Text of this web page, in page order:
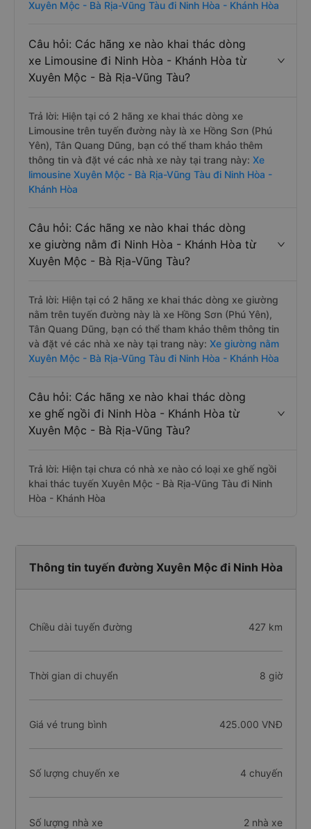
Xuyên Mộc - Bà Rịa-Vũng Tàu đi Ninh Hòa - Khánh Hòa
Câu hỏi: Các hãng xe nào khai thác dòng
xe Limousine đi Ninh Hòa - Khánh Hòa từ
Xuyên Mộc - Bà Rịa-Vũng Tàu?
Trả lời: Hiện tại có 2 hãng xe khai thác dòng xe
Limousine trên tuyến đường này là xe Hồng Sơn (Phú
Yên), Tân Quang Dũng, bạn có thể tham khảo thêm
thông tin và đặt vé các nhà xe này tại trang này: Xe
limousine Xuyên Mộc - Bà Rịa-Vũng Tàu đi Ninh Hòa -
Khánh Hòa
Câu hỏi: Các hãng xe nào khai thác dòng
xe giường nằm đi Ninh Hòa - Khánh Hòa từ
Xuyên Mộc - Bà Rịa-Vũng Tàu?
Trả lời: Hiện tại có 2 hãng xe khai thác dòng xe giường
nằm trên tuyến đường này là xe Hồng Sơn (Phú Yên),
Tân Quang Dũng, bạn có thể tham khảo thêm thông tin
và đặt vé các nhà xe này tại trang này: Xe giường nằm
Xuyên Mộc - Bà Rịa-Vũng Tàu đi Ninh Hòa - Khánh Hòa
Câu hỏi: Các hãng xe nào khai thác dòng
xe ghế ngồi đi Ninh Hòa - Khánh Hòa từ
Xuyên Mộc - Bà Rịa-Vũng Tàu?
Trả lời: Hiện tại chưa có nhà xe nào có loại xe ghế ngồi
khai thác tuyến Xuyên Mộc - Bà Rịa-Vũng Tàu đi Ninh
Hòa - Khánh Hòa
Thông tin tuyến đường Xuyên Mộc đi Ninh Hòa
Chiều dài tuyến đường 427 km
Thời gian di chuyển 8 giờ
Giá vé trung bình 425.000 VNĐ
Số lượng chuyến xe 4 chuyến
Số lượng nhà xe 2 nhà xe